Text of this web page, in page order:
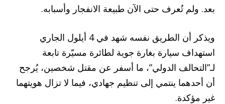
بعد. ولم تُعرف حتى الآن طبيعة الانفجار وأسبابه.
ويذكر أن الطريق نفسه شهد في 4 أيلول الجاري
استهداف سيارة بغارة جوية لطائرة مسيّرة تابعة
لـ”التحالف الدولي”، ما أسفر عن مقتل شخصين، يُرجح
أن أحدهما ينتمي إلى تنظيم جهادي، فيما لا تزال هويتهما
غير مؤكدة.